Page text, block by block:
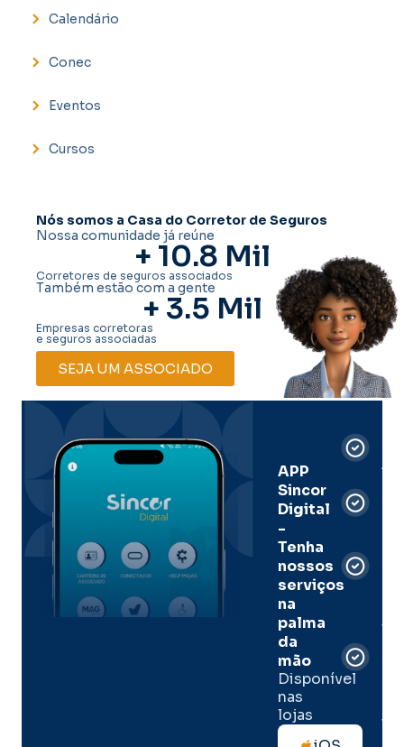
Calendário
Conec
Eventos
Cursos
Nós somos a Casa do Corretor de Seguros
Nossa comunidade já reúne
+ 10.8 Mil
Corretores de seguros associados
Também estão com a gente
+ 3.5 Mil
Empresas corretoras
e seguros associadas
SEJA UM ASSOCIADO
APP
Sincor
Digital
-
Tenha
nossos
serviços
na
palma
da
mão
Disponível
nas
lojas
Sua